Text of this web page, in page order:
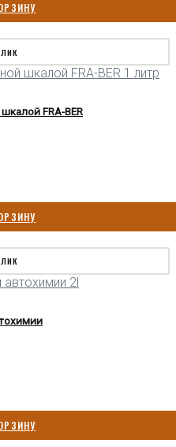
FRA-BER